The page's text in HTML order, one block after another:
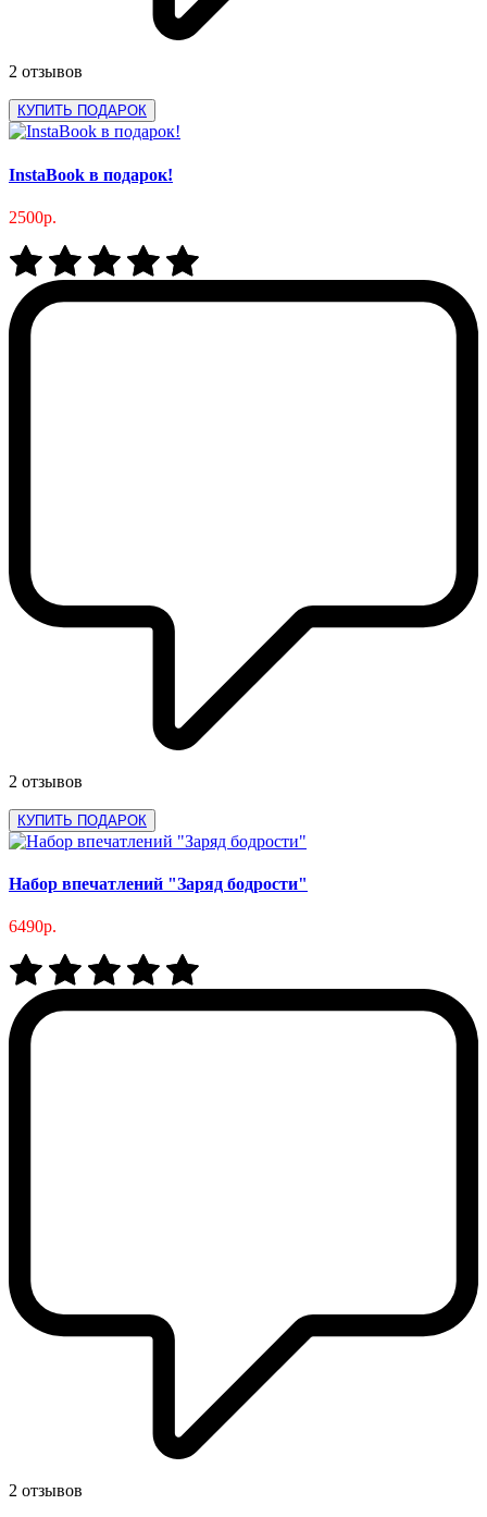
2 отзывов
КУПИТЬ ПОДАРОК
InstaBook в подарок!
2500р.
2 отзывов
КУПИТЬ ПОДАРОК
Набор впечатлений "Заряд бодрости"
6490р.
2 отзывов